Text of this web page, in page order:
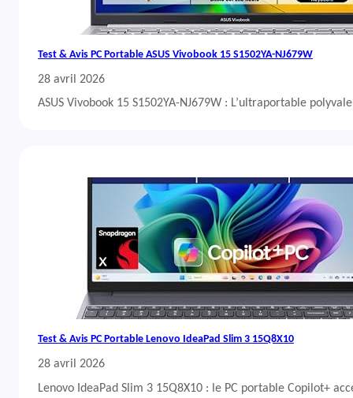
Test & Avis PC Portable ASUS Vivobook 15 S1502YA-NJ679W
28 avril 2026
ASUS Vivobook 15 S1502YA-NJ679W : L’ultraportable
Test & Avis PC Portable Lenovo IdeaPad Slim 3 15Q8X10
28 avril 2026
Lenovo IdeaPad Slim 3 15Q8X10 : le PC portable Copilot+